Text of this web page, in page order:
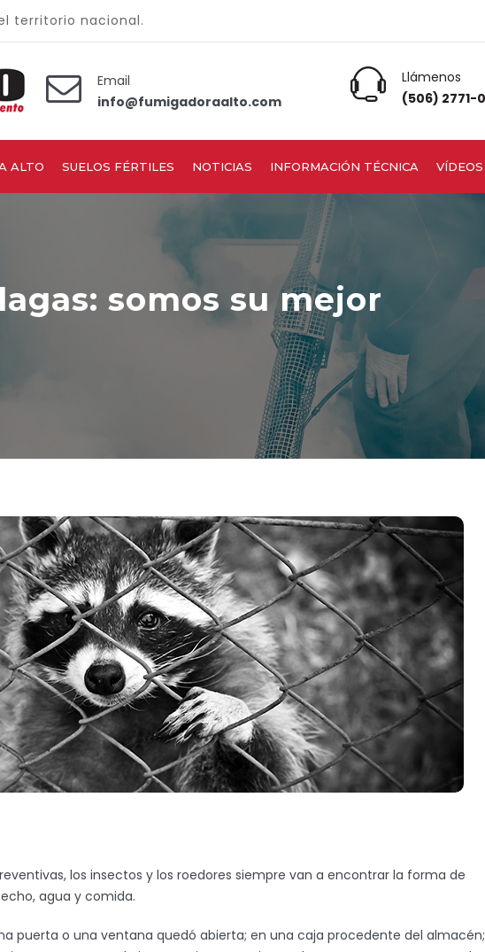
territorio nacional.
Email
info@fumigadoraalto.com
Llámenos
(506) 2771-
ALTO SUELOS FÉRTILES NOTICIAS INFORMACIÓN TÉCNICA VÍDEOS
somos su mejor
los insectos y los roedores siempre van a encontrar la forma de
agua y comida.
puerta o una ventana quedó abierta; en una caja procedente del almacén;